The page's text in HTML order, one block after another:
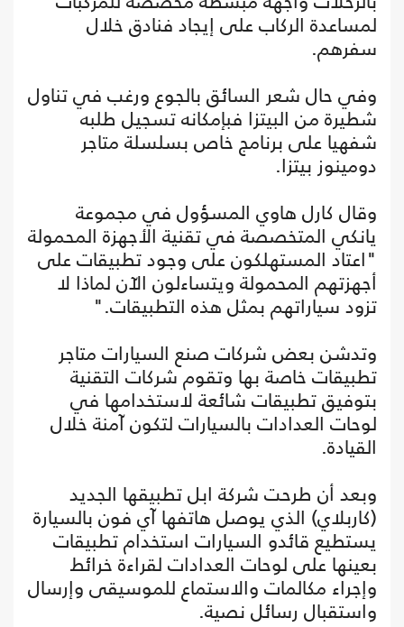
لمساعدة الركاب على إيجاد فنادق خلال
سفرهم.
وفي حال شعر السائق بالجوع ورغب في تناول
شطيرة من البيتزا فبإمكانه تسجيل طلبه
شفهيا على برنامج خاص بسلسلة متاجر
دومينوز بيتزا.
وقال كارل هاوي المسؤول في مجموعة
يانكي المتخصصة في تقنية الأجهزة المحمولة
"اعتاد المستهلكون على وجود تطبيقات على
أجهزتهم المحمولة ويتساءلون الآن لماذا لا
تزود سياراتهم بمثل هذه التطبيقات."
وتدشن بعض شركات صنع السيارات متاجر
تطبيقات خاصة بها وتقوم شركات التقنية
بتوفيق تطبيقات شائعة لاستخدامها في
لوحات العدادات بالسيارات لتكون آمنة خلال
القيادة.
وبعد أن طرحت شركة ابل تطبيقها الجديد
(كاربلاي) الذي يوصل هاتفها آي فون بالسيارة
يستطيع قائدو السيارات استخدام تطبيقات
بعينها على لوحات العدادات لقراءة خرائط
وإجراء مكالمات والاستماع للموسيقى وإرسال
واستقبال رسائل نصية.